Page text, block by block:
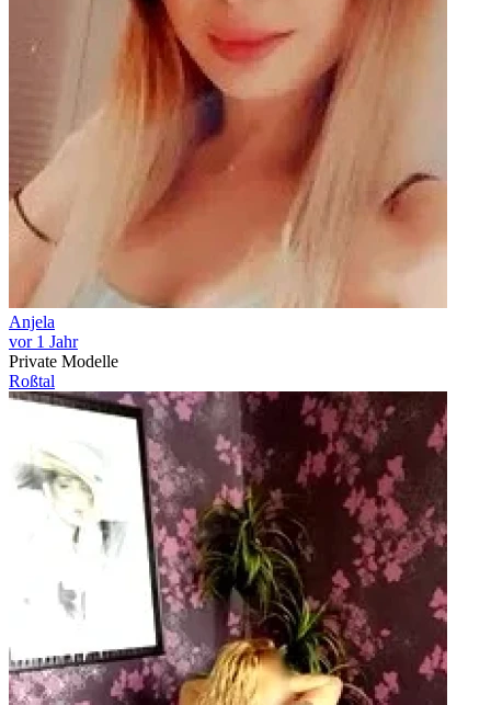
Anjela
vor 1 Jahr
Private Modelle
Roßtal